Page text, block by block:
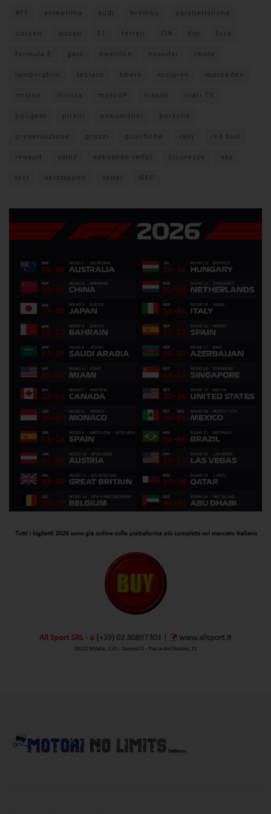
#F1 anteprima audi brembo caratteristiche
citroen ducati F1 ferrari FIA fiat ford
formula E gara hamilton hyundai imola
lamborghini leclerc libere mclaren mercedes
milano monza motoGP nissan orari TV
peugeot pirelli pneumatici porsche
presentazione prezzi qualifiche rally red bull
renault sainz sebastian vettel sicurezza sky
test verstappen vettel WEC